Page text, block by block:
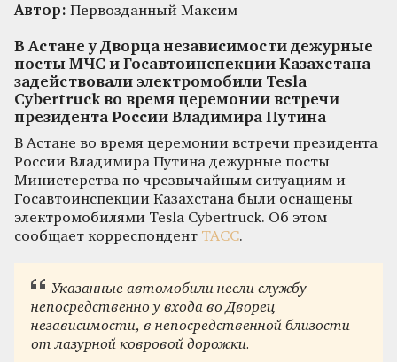
Автор: Первозданный Максим
В Астане у Дворца независимости дежурные
посты МЧС и Госавтоинспекции Казахстана
задействовали электромобили Tesla
Cybertruck во время церемонии встречи
президента России Владимира Путина
В Астане во время церемонии встречи президента
России Владимира Путина дежурные посты
Министерства по чрезвычайным ситуациям и
Госавтоинспекции Казахстана были оснащены
электромобилями Tesla Cybertruck. Об этом
сообщает корреспондент ТАСС.
Указанные автомобили несли службу
непосредственно у входа во Дворец
независимости, в непосредственной близости
от лазурной ковровой дорожки.